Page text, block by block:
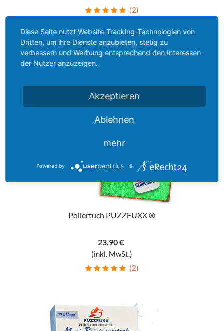
(2)
Poliertuch PUZZFUXX ®
23,90 €
(inkl. MwSt.)
(2)
Diese Seite nutzt Website-Tracking-Technologien von
Dritten, um ihre Dienste anzubieten, stetig zu
verbessern und Werbung entsprechend den Interessen
der Nutzer anzuzeigen.
Akzeptieren
Ablehnen
mehr
Powered by &